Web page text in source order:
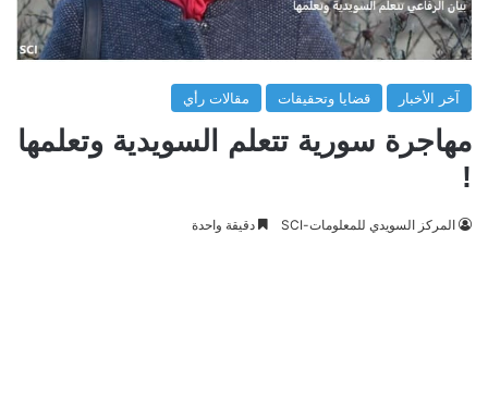
آخر الأخبار قضايا وتحقيقات مقالات رأي
مهاجرة سورية تتعلم السويدية وتعلمها
!
المركز السويدي للمعلومات-SCI دقيقة واحدة